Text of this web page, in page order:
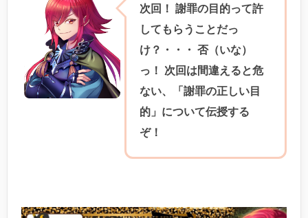
次回！ 謝罪の目的って許
してもらうことだっ
け？・・・ 否（いな）
っ！ 次回は間違えると危
ない、「謝罪の正しい目
的」について伝授する
ぞ！